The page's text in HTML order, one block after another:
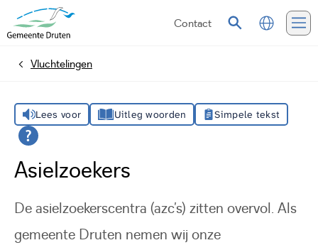
Contact
ZoekenVertalen
HomeVluchtelingen
Lees voor Uitleg woorden Simpele tekst
Asielzoekers
De asielzoekerscentra (azc’s) zitten overvol. Als
gemeente Druten nemen wij onze